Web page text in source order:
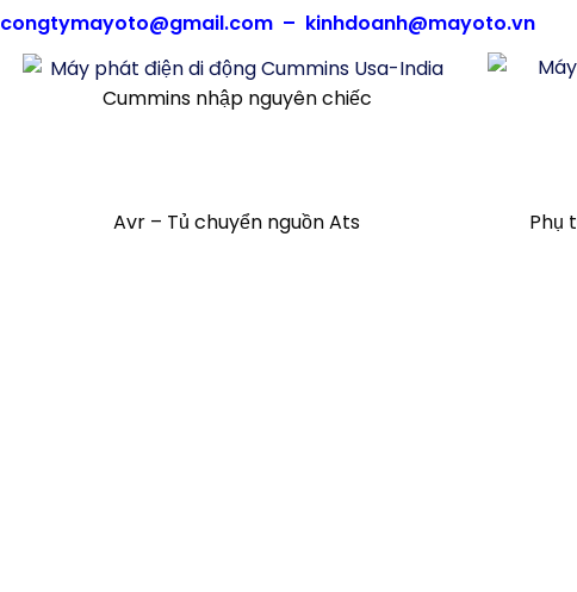
congtymayoto@gmail.com – kinhdoanh@mayoto.vn
Cummins nhập nguyên chiếc
Avr – Tủ chuyển nguồn Ats Phụ